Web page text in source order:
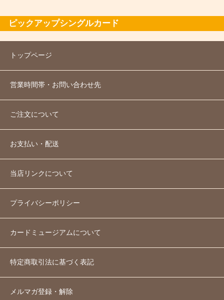
ピックアップシングルカード
トップページ
営業時間帯・お問い合わせ先
ご注文について
お支払い・配送
当店リンクについて
プライバシーポリシー
カードミュージアムについて
特定商取引法に基づく表記
メルマガ登録・解除